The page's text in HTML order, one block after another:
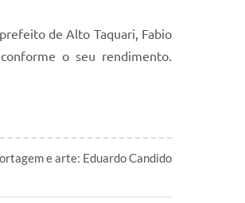
de Alto Taquari, Fabio
o seu rendimento.
e arte: Eduardo Candido